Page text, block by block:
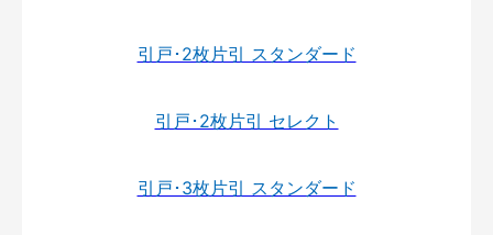
引戸･2枚片引 スタンダード
引戸･2枚片引 セレクト
引戸･3枚片引 スタンダード